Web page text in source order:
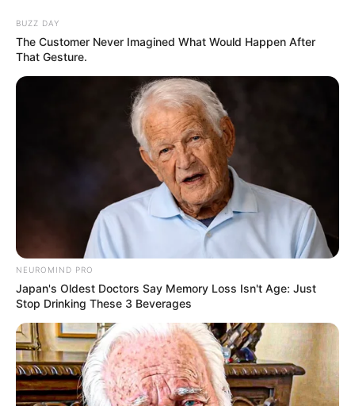
BUZZ DAY
The Customer Never Imagined What Would Happen After
That Gesture.
NEUROMIND PRO
Japan's Oldest Doctors Say Memory Loss Isn't Age: Just
Stop Drinking These 3 Beverages